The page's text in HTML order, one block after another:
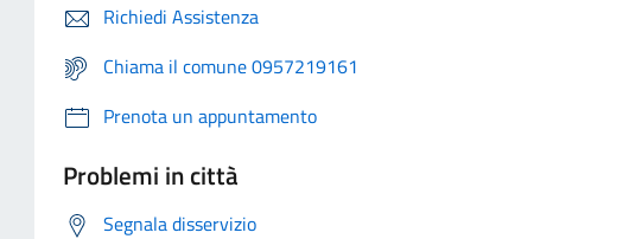
Richiedi Assistenza
Chiama il comune 0957219161
Prenota un appuntamento
Problemi in città
Segnala disservizio